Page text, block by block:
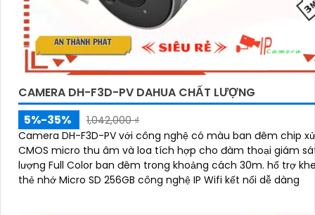
CAMERA DH-F3D-PV DAHUA CHẤT LƯỢNG
5%-35%
1,042,000 ₫
Camera DH-F3D-PV với công nghệ có màu ban đêm chip
CMOS micro thu âm và loa tích hợp cho đàm thoại giám
lượng Full Color ban đêm trong khoảng cách 30m. hổ trợ khe cắm
thẻ nhớ Micro SD 256GB công nghệ IP Wifi kết nối dễ dàng